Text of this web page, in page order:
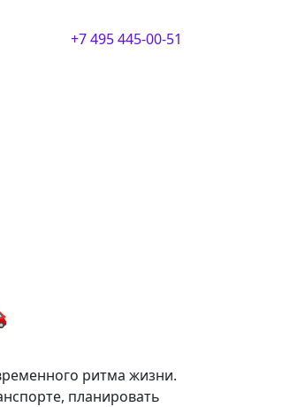
+7 495 445-00-51
ритма жизни.
планировать